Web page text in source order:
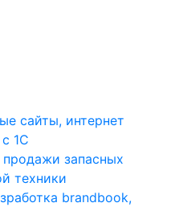
сайты, интернет
1С
запасных
техники
brandbook,